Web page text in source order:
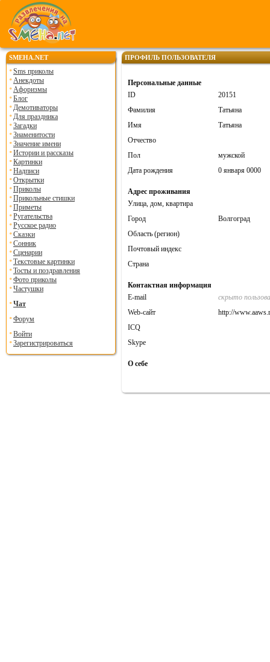
SMEHA.NET
Sms приколы
Анекдоты
Афоризмы
Блог
Демотиваторы
Для праздника
Загадки
Знаменитости
Значение имени
Истории и рассказы
Картинки
Надписи
Открытки
Приколы
Прикольные стишки
Приметы
Ругательства
Русское радио
Сказки
Сонник
Сценарии
Текстовые картинки
Тосты и поздравления
Фото приколы
Частушки
Чат
Форум
Войти
Зарегистрироваться
ПРОФИЛЬ ПОЛЬЗОВАТЕЛЯ
Персональные данные
ID
20151
Фамилия
Татьяна
Имя
Татьяна
Отчество
Пол
мужской
Дата рождения
0 января 0000
Адрес проживания
Улица, дом, квартира
Город
Волгоград
Область (регион)
Почтовый индекс
Страна
Контактная информация
E-mail
скрыто
Web-сайт
http://
ICQ
Skype
О себе